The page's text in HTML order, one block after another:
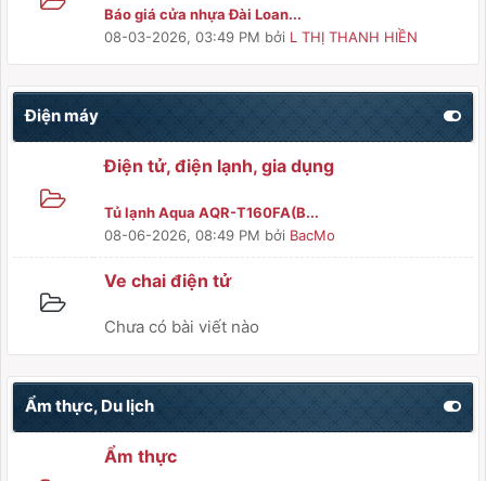
Báo giá cửa nhựa Đài Loan...
08-03-2026, 03:49 PM bởi L THỊ THANH HIỀN
Điện máy
Điện tử, điện lạnh, gia dụng
Tủ lạnh Aqua AQR-T160FA(B...
08-06-2026, 08:49 PM bởi BacMo
Ve chai điện tử
Chưa có bài viết nào
Ẩm thực, Du lịch
Ẩm thực